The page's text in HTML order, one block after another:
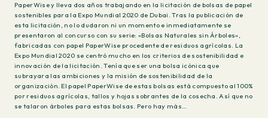
PaperWise y lleva dos años trabajando en la licitación de bolsas de papel
sostenibles para la Expo Mundial 2020 de Dubai. Tras la publicación de
esta licitación, no lo dudaron ni un momento e inmediatamente se
presentaron al concurso con su serie: «Bolsas Naturales sin Árboles»,
fabricadas con papel PaperWise procedente de residuos agrícolas. La
Expo Mundial 2020 se centró mucho en los criterios de sostenibilidad e
innovación de la licitación. Tenía que ser una bolsa icónica que
subrayara las ambiciones y la misión de sostenibilidad de la
organización. El papel PaperWise de estas bolsas está compuesto al 100%
por residuos agrícolas, tallos y hojas sobrantes de la cosecha. Así que no
se talaron árboles para estas bolsas. Pero hay más…